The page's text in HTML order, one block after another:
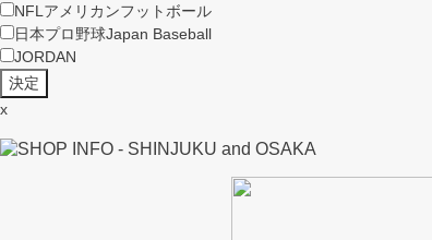
NFL アメリカンフットボール
日本プロ野球Japan Baseball
JORDAN
x